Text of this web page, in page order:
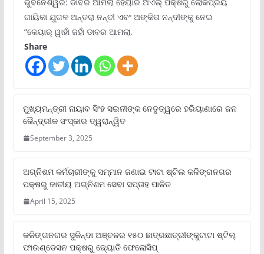
ଗାୟିକା ଯୁଗଳ ଅନ୍ତରା ନନ୍ଦୀ ଏବଂ ଅଙ୍କିତା ନନ୍ଦୀଙ୍କୁ ନେଇ
“କେୟାର୍ ୱାହାଁ ଜହାଁ ଡାବର ଆମଲା,
Share
ମୁଖ୍ୟମନ୍ତ୍ରୀ ନାୟାବ ସିଂହ ସଇନୀଙ୍କ ନେତୃତ୍ୱରେ ହରିୟାଣାରେ ଜନ
କୈନ୍ଦ୍ରୀକ ସଂସ୍କାର ତ୍ୱରାନ୍ୱିତ
September 3, 2025
ଅଗ୍ନିଶମ କର୍ମଚାରୀଙ୍କୁ ସମ୍ମାନ ଜଣାଇ ଟାଟା ଷ୍ଟିଲ କଳିଙ୍ଗନଗର
ପକ୍ଷରୁ ଜାତୀୟ ଅଗ୍ନିଶମ ସେବା ସପ୍ତାହ ପାଳିତ
April 15, 2025
କଳିଙ୍ଗନଗର ସୁକିନ୍ଦା ଅଞ୍ଚଳର ୧୫୦ ଛାତ୍ରଛାତ୍ରୀଙ୍କୁଟାଟା ଷ୍ଟିଲ୍
ଫାଉଣ୍ଡେସନ ପକ୍ଷରୁ ଜ୍ୟୋତି ଫେଲୋସିପ୍‌